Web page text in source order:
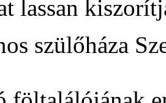
lassan
szülőháza